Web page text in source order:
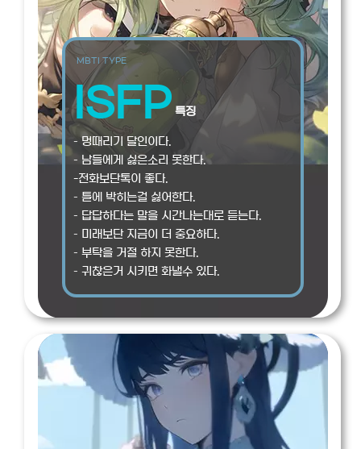
MBTI TYPE
ISFP 특징
– 멍때리기 달인이다.
– 남들에게 싫은소리 못한다.
-전화보단톡이 좋다.
– 틀에 박히는걸 싫어한다.
– 답답하다는 말을 시간나는대로 듣는다.
– 미래보단 지금이 더 중요하다.
– 부탁을 거절 하지 못한다.
– 귀찮은거 시키면 화낼수 있다.